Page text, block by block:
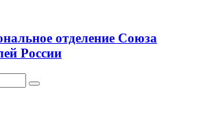
отделение Союза
России